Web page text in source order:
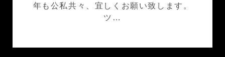
年も公私共々、宜しくお願い致します。
ツ…